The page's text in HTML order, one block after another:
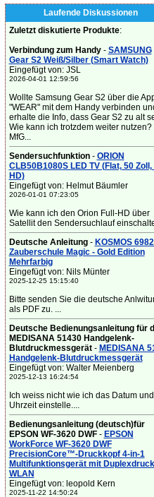
Laufende Diskussionen
Zuletzt diskutierte Produkte:
Verbindung zum Handy- SAMSUNG
Gear S2 Weiß/Silber (Smart Watch)
Eingefügt von: JSL
2026-04-01 12:59:56
Wollte Samsung Gear S2 über die
"WEAR" mit dem Handy verbinden
erhalte die Info, dass Gear S2 zu alt
Wie kann ich trotzdem weiter nutzen?
MfG...
Sendersuchfunktion- ORION
CLB50B1080S LED TV (Flat, 50 Zoll,
HD)
Eingefügt von: Helmut Bäumler
2026-01-01 07:23:05
Wie kann ich den Orion Full-HD über
Satellit den Sendersuchlauf
Deutsche Anleitung- KOSMOS
Zauberschule Magic - Gold Edition
Mehrfarbig
Eingefügt von: Nils Münter
2025-12-25 15:15:40
Bitte senden Sie die deutsche
als PDF zu. ...
Deutsche Bedienungsanleitung für
MEDISANA 51430 Handgelenk-
Blutdruckmessgerät- MEDISANA
Handgelenk-Blutdruckmessgerät
Eingefügt von: Walter Meienberg
2025-12-13 16:24:54
Ich weiss nicht wie ich das Datum
Uhrzeit einstelle....
Bedienungsanleitung (deutsch)für
EPSON WF-3620 DWF- EPSON
WorkForce WF-3620 DWF
PrecisionCore™-Druckkopf 4-in-1
Multifunktionsgerät mit Duplexdruck
WLAN
Eingefügt von: leopold Kern
2025-11-22 14:50:24